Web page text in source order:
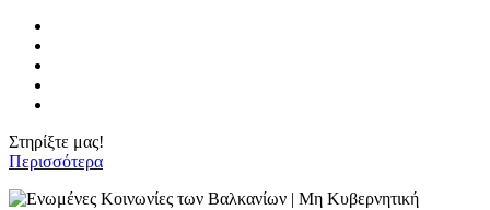
Στηρίξτε μας!
Περισσότερα